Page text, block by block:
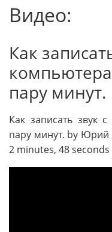
Видео:
Как
пару минут.
Как записать звук
пару минут. by Юрий
2 minutes, 48 seconds